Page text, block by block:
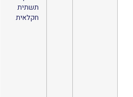
תשתית
חקלאית